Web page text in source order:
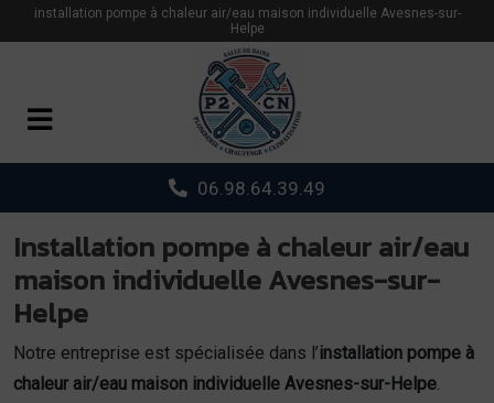
installation pompe à chaleur air/eau maison individuelle Avesnes-sur-
Helpe
06.98.64.39.49
Installation pompe à chaleur air/eau
maison individuelle Avesnes-sur-
Helpe
Notre entreprise est spécialisée dans l’installation pompe à
chaleur air/eau maison individuelle Avesnes-sur-Helpe.
Panneau de gestion des cookies